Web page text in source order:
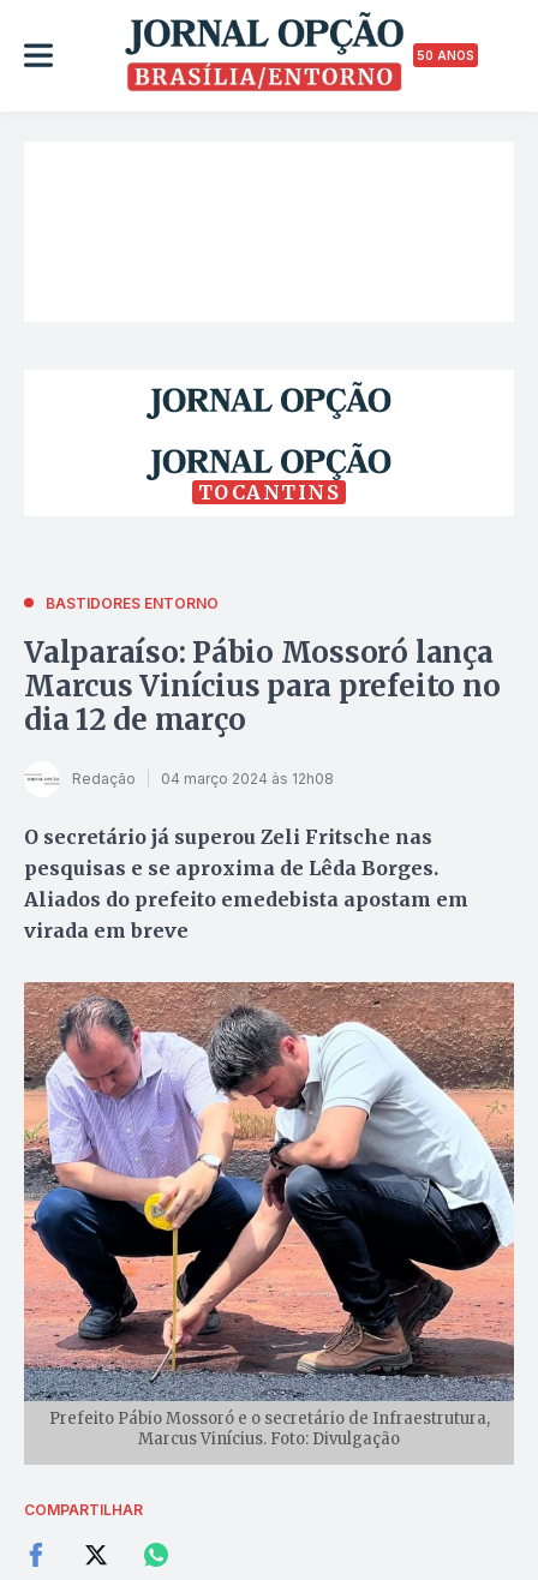
50 ANOS
TOCANTINS
BASTIDORES ENTORNO
Valparaíso: Pábio Mossoró lança
Marcus Vinícius para prefeito no
dia 12 de março
Redação 04 março 2024 às 12h08
O secretário já superou Zeli Fritsche nas
pesquisas e se aproxima de Lêda Borges.
Aliados do prefeito emedebista apostam em
virada em breve
Prefeito Pábio Mossoró e o secretário de Infraestrutura,
Marcus Vinícius. Foto: Divulgação
COMPARTILHAR